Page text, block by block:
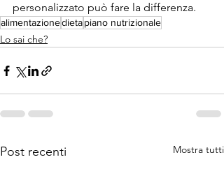
personalizzato può fare la differenza.
alimentazionedietapiano nutrizionale
Lo sai che?
Post recenti Mostra tutti